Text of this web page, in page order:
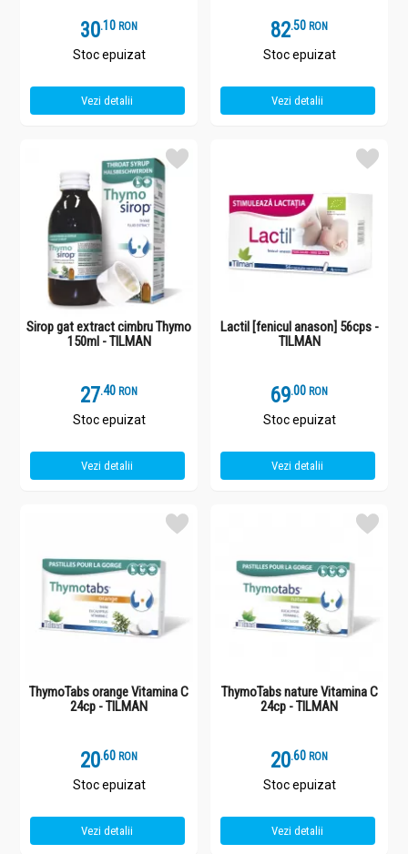
30.1 RON
Stoc epuizat
Vezi detalii
82.5 RON
Stoc epuizat
Vezi detalii
Sirop gat extract cimbru Thymo
150ml - TILMAN
27.4 RON
Stoc epuizat
Vezi detalii
Lactil [fenicul anason] 56cps -
TILMAN
69.0 RON
Stoc epuizat
Vezi detalii
ThymoTabs orange Vitamina C
24cp - TILMAN
20.6 RON
Stoc epuizat
Vezi detalii
ThymoTabs nature Vitamina C
24cp - TILMAN
20.6 RON
Stoc epuizat
Vezi detalii